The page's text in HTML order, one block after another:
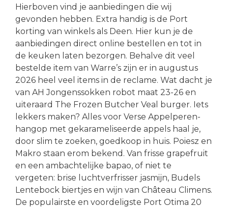
Hierboven vind je aanbiedingen die wij
gevonden hebben. Extra handig is de Port
korting van winkels als Deen. Hier kun je de
aanbiedingen direct online bestellen en tot in
de keuken laten bezorgen. Behalve dit veel
bestelde item van Warre’s zijn er in augustus
2026 heel veel items in de reclame. Wat dacht je
van AH Jongenssokken robot maat 23-26 en
uiteraard The Frozen Butcher Veal burger. Iets
lekkers maken? Alles voor Verse Appelperen-
hangop met gekarameliseerde appels haal je,
door slim te zoeken, goedkoop in huis. Poiesz en
Makro staan erom bekend. Van frisse grapefruit
en een ambachtelijke bapao, of niet te
vergeten: brise luchtverfrisser jasmijn, Budels
Lentebock biertjes en wijn van Château Climens.
De populairste en voordeligste Port Otima 20